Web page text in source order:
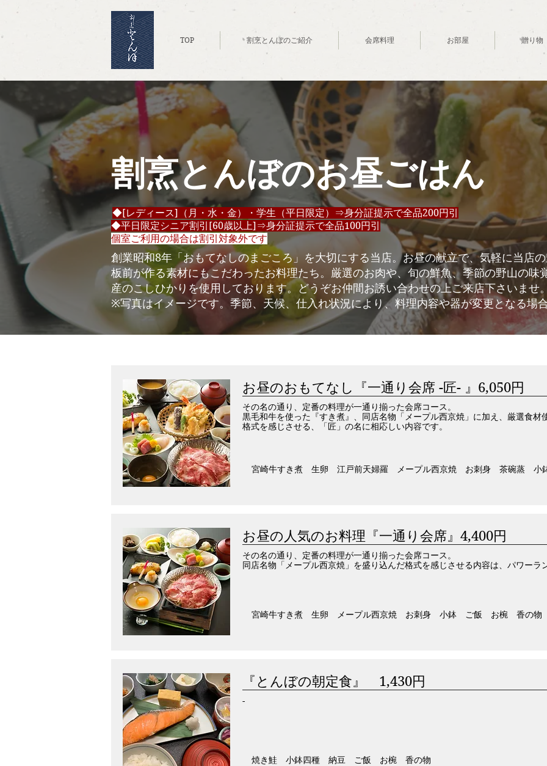
TOP 割烹とんぼのご紹介 会席料理 お部屋 贈り物
割烹とんぼのお昼ごはん
◆[レディース]（月・水・金）・学生（平日限定）⇒身分証提示で全品200円引
◆平日限定シニア割引[60歳以上]⇒身分証提示で全品100円引
個室ご利用の場合は割引対象外です
創業昭和8年「おもてなしのまごころ」を大切にする当店。お昼の献立で、気軽に当店
板前が作る素材にもこだわったお料理たち。厳選のお肉や、旬の鮮魚、季節の野山の味
産のこしひかりを使用しております。どうぞお仲間お誘い合わせの上ご来店下さいませ
​※写真はイメージです。季節、天候、仕入れ状況により、料理内容や器が変更となる場
お昼のおもてなし『一通り会席 -匠- 』6,050円
その名の通り、定番の料理が一通り揃った会席コース。
黒毛和牛を使った『すき煮』、同店名物「メープル西京焼」に加え、厳選食材
格式を感じさせる、「匠」の名に相応しい内容です。
宮崎牛すき煮 生卵 江戸前天婦羅 メープル西京焼 お刺身 茶碗蒸
お昼の人気のお料理『一通り会席』4,400円
その名の通り、定番の料理が一通り揃った会席コース。
同店名物「メープル西京焼」を盛り込んだ格式を感じさせる内容は、パワーラ
宮崎牛すき煮 生卵 メープル西京焼 お刺身 小鉢 ご飯 お椀 香の物
『とんぼの朝定食』 1,430円
-
焼き鮭 小鉢四種 納豆 ご飯 お椀 香の物